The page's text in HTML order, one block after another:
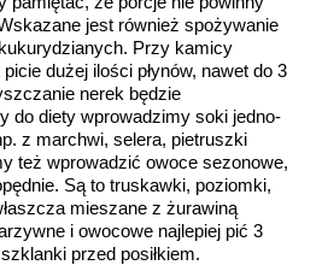
jest również spożywanie
Przy kamicy
dużej ilości płynów, nawet do 3
nerek będzie
do diety wprowadzimy soki jedno-
z marchwi, selera, pietruszki
też wprowadzić owoce sezonowe,
Są to truskawki, poziomki,
mieszane z żurawiną
i owocowe najlepiej pić 3
przed posiłkiem.